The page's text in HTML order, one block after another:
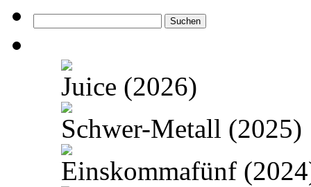
nach:
Juice (2026)
Schwer-Metall (2025)
Einskommafünf